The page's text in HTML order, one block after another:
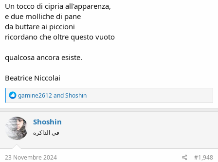
Un tocco di cipria all'apparenza,
e due molliche di pane
da buttare ai piccioni
ricordano che oltre questo vuoto
qualcosa ancora esiste.
Beatrice Niccolai
R
e
a
c
t
i
o
n
s
gamine2612andShoshin
Shoshin
في الذاكرة
23 Novembre 2024 #1,948